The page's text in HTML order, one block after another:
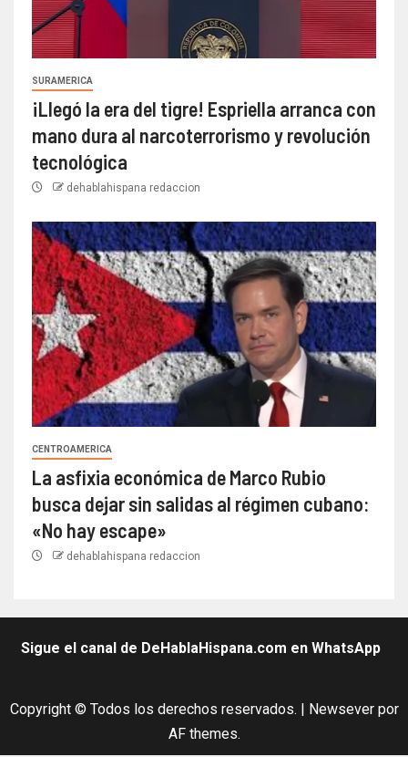
SURAMERICA
¡Llegó la era del tigre! Espriella arranca con
mano dura al narcoterrorismo y revolución
tecnológica
dehablahispana redaccion
CENTROAMERICA
La asfixia económica de Marco Rubio
busca dejar sin salidas al régimen cubano:
«No hay escape»
dehablahispana redaccion
Sigue el canal de DeHablaHispana.com en WhatsApp
Copyright © Todos los derechos reservados. | Newseverpor
AF themes.